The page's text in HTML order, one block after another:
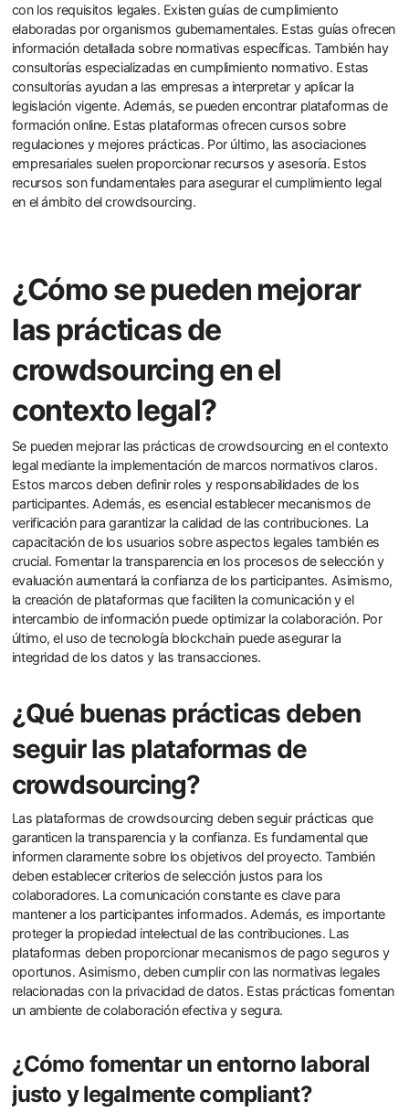
con los requisitos legales. Existen guías de cumplimiento
elaboradas por organismos gubernamentales. Estas guías ofrecen
información detallada sobre normativas específicas. También hay
consultorías especializadas en cumplimiento normativo. Estas
consultorías ayudan a las empresas a interpretar y aplicar la
legislación vigente. Además, se pueden encontrar plataformas de
formación online. Estas plataformas ofrecen cursos sobre
regulaciones y mejores prácticas. Por último, las asociaciones
empresariales suelen proporcionar recursos y asesoría. Estos
recursos son fundamentales para asegurar el cumplimiento legal
en el ámbito del crowdsourcing.
¿Cómo se pueden mejorar
las prácticas de
crowdsourcing en el
contexto legal?
Se pueden mejorar las prácticas de crowdsourcing en el contexto
legal mediante la implementación de marcos normativos claros.
Estos marcos deben definir roles y responsabilidades de los
participantes. Además, es esencial establecer mecanismos de
verificación para garantizar la calidad de las contribuciones. La
capacitación de los usuarios sobre aspectos legales también es
crucial. Fomentar la transparencia en los procesos de selección y
evaluación aumentará la confianza de los participantes. Asimismo,
la creación de plataformas que faciliten la comunicación y el
intercambio de información puede optimizar la colaboración. Por
último, el uso de tecnología blockchain puede asegurar la
integridad de los datos y las transacciones.
¿Qué buenas prácticas deben
seguir las plataformas de
crowdsourcing?
Las plataformas de crowdsourcing deben seguir prácticas que
garanticen la transparencia y la confianza. Es fundamental que
informen claramente sobre los objetivos del proyecto. También
deben establecer criterios de selección justos para los
colaboradores. La comunicación constante es clave para
mantener a los participantes informados. Además, es importante
proteger la propiedad intelectual de las contribuciones. Las
plataformas deben proporcionar mecanismos de pago seguros y
oportunos. Asimismo, deben cumplir con las normativas legales
relacionadas con la privacidad de datos. Estas prácticas fomentan
un ambiente de colaboración efectiva y segura.
¿Cómo fomentar un entorno laboral
justo y legalmente compliant?